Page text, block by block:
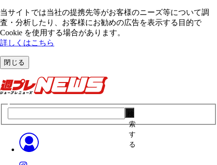
当サイトでは当社の提携先等がお客様のニーズ等について調
査・分析したり、お客様にお勧めの広告を表⽰する⽬的で
Cookie を使⽤する場合があります。
詳しくはこちら
閉じる
索
す
る